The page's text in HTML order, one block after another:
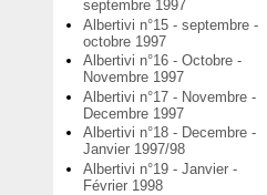
septembre 1997
Albertivi n°15 - septembre -
octobre 1997
Albertivi n°16 - Octobre -
Novembre 1997
Albertivi n°17 - Novembre -
Decembre 1997
Albertivi n°18 - Decembre -
Janvier 1997/98
Albertivi n°19 - Janvier -
Février 1998